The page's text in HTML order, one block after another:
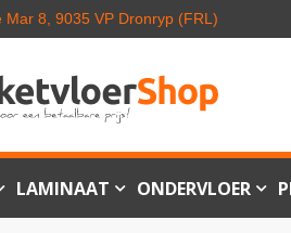
Mar 8, 9035 VP Dronryp (FRL)
LAMINAAT ONDERVLOER